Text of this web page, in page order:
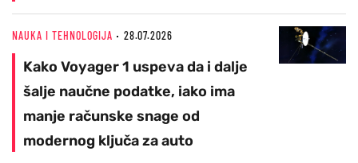
NAUKA I TEHNOLOGIJA 28.07.2026
Kako Voyager 1 uspeva da i dalje
šalje naučne podatke, iako ima
manje računske snage od
modernog ključa za auto